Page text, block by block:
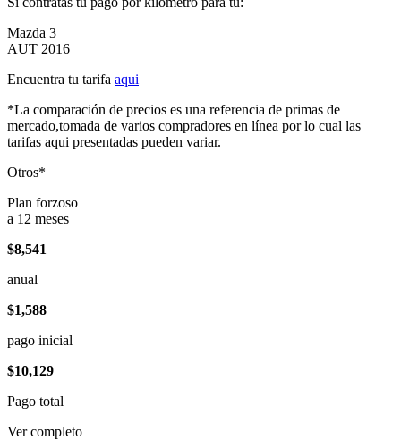
Mazda 3
AUT 2016
Encuentra tu tarifa aqui
*La comparación de precios es una referencia de primas de
mercado,tomada de varios compradores en línea por lo cual las
tarifas aqui presentadas pueden variar.
Otros*
Plan forzoso
a 12 meses
$8,541
anual
$1,588
pago inicial
$10,129
Pago total
Ver completo